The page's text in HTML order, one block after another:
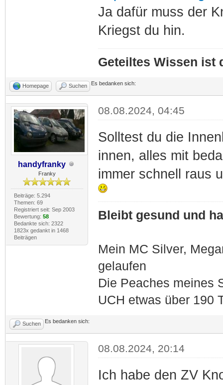
Ja dafür muss der
Kriegst du hin.
Geteiltes Wissen ist
Homepage Suchen Es bedanken sich:
handyfranky
Franky
Beiträge: 5.294
Themen: 69
Registriert seit: Sep 2003
Bewertung: 58
Bedankte sich: 2322
1823x gedankt in 1468
Beiträgen
08.08.2024, 04:45
Solltest du die
innen, alles mit
immer schnell raus
Bleibt gesund und
Mein MC Silver,
gelaufen
Die Peaches meines
UCH etwas über 190
Suchen Es bedanken sich:
08.08.2024, 20:14
Ich habe den ZV